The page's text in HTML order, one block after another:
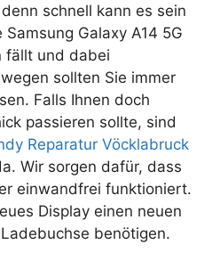
schnell kann es sein
Galaxy A14 5G
fällt und dabei
sollten Sie immer
Falls Ihnen doch
passieren sollte, sind
Reparatur Vöcklabruck
Wir sorgen dafür, dass
einwandfrei funktioniert.
Display einen neuen
benötigen.